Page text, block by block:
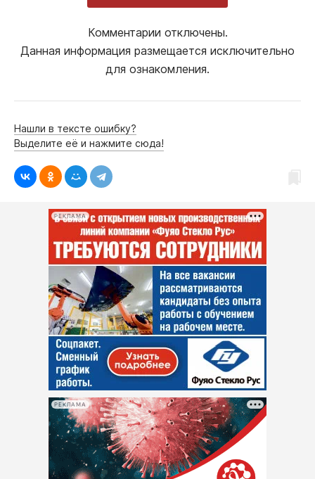
Комментарии отключены.
Данная информация размещается исключительно
для ознакомления.
Нашли в тексте ошибку?
Выделите её и нажмите сюда!
РЕКЛАМА
РЕКЛАМА